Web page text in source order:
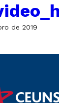
de 2019